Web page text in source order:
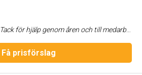
Tack för hjälp genom åren och till medarbetare
Få prisförslag